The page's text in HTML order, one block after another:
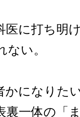
に打ち明
い。
かになりた
裏一体の「